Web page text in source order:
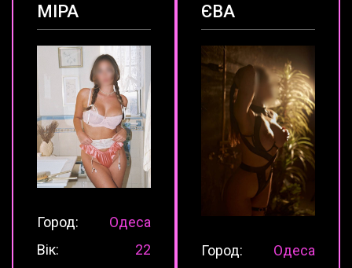
МІРА
Город:
Одеса
Вік:
22
ЄВА
Город:
Одеса